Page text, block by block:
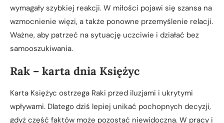
wymagały szybkiej reakcji. W miłości pojawi się szansa na
wzmocnienie więzi, a także ponowne przemyślenie relacji.
Ważne, aby patrzeć na sytuację uczciwie i działać bez
samooszukiwania.
Rak – karta dnia Księżyc
Karta Księżyc ostrzega Raki przed iluzjami i ukrytymi
wpływami. Dlatego dziś lepiej unikać pochopnych decyzji,
gdyż część faktów może pozostać niewidoczna. W pracy i